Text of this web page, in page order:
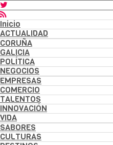
Inicio
ACTUALIDAD
CORUÑA
GALICIA
POLÍTICA
NEGOCIOS
EMPRESAS
COMERCIO
TALENTOS
INNOVACIÓN
VIDA
SABORES
CULTURAS